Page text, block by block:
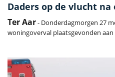
Daders op de vlucht
Ter Aar- Donderdagmorgen 27
woningoverval plaatsgevonden